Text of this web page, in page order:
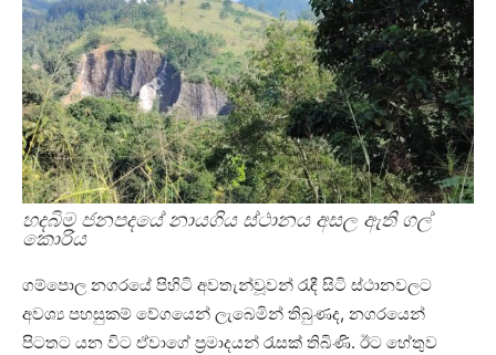
හදබිම ජනපදයේ නායගිය ස්ථානය අසල ඇති ගල්
කොරිය
ගම්පොල නගරයේ පිහිටි අවතැන්වූවන් රැඳී සිටි ස්ථානවලට
අවශ්‍ය පහසුකම් වේගයෙන් ලැබෙමින් තිබුණද, නගරයෙන්
පිටතට යන විට ඒවාගේ ප්‍රමාදයන් රැසක් තිබිණි. ඊට හේතුව